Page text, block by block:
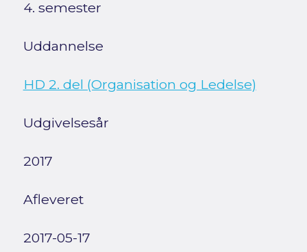
4. semester
Uddannelse
HD 2. del (Organisation og Ledelse)
Udgivelsesår
2017
Afleveret
2017-05-17